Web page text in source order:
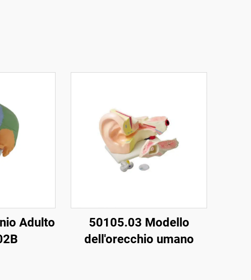
Adulto
50105.03 Modello
dell'orecchio umano